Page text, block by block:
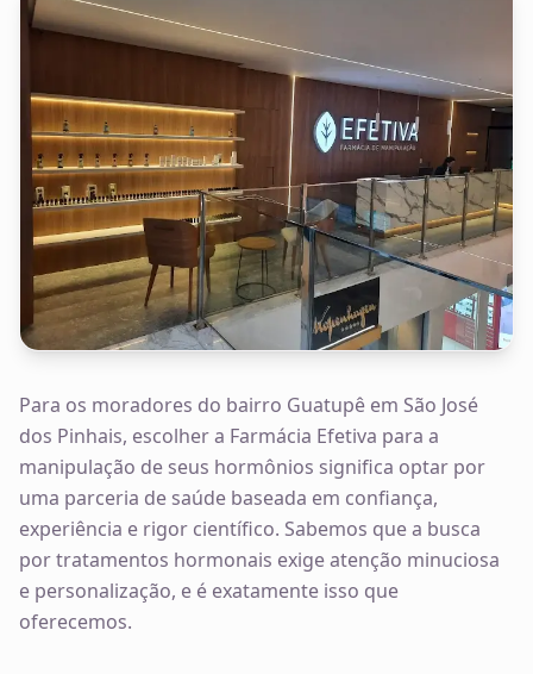
Para os moradores do bairro Guatupê em São José
dos Pinhais, escolher a Farmácia Efetiva para a
manipulação de seus hormônios significa optar por
uma parceria de saúde baseada em confiança,
experiência e rigor científico. Sabemos que a busca
por tratamentos hormonais exige atenção minuciosa
e personalização, e é exatamente isso que
oferecemos.